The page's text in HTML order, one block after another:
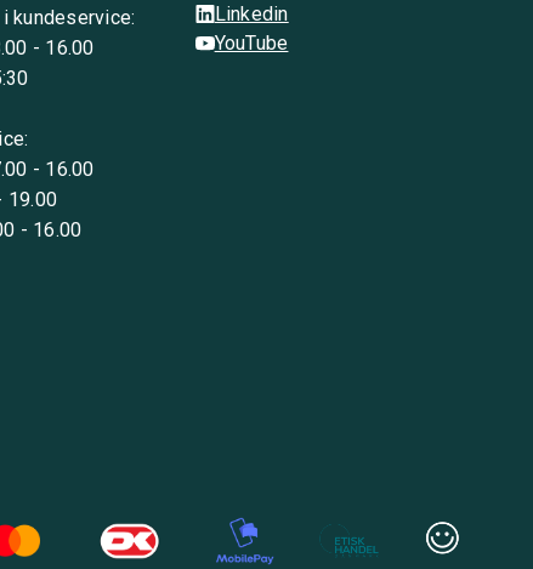
kundeservice:
- 16.00
- 16.00
19.00
- 16.00
Linkedin
YouTube